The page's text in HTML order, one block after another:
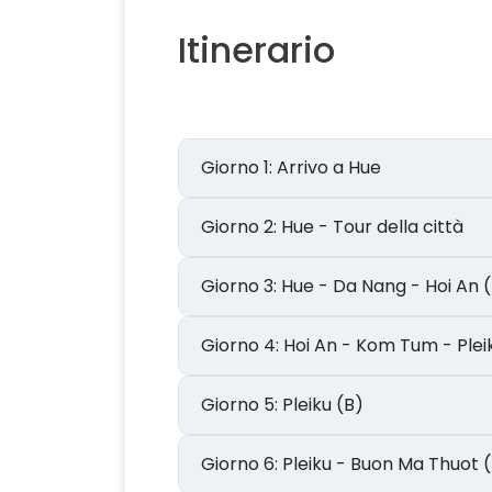
Itinerario
Giorno 1: Arrivo a Hue
Giorno 2: Hue - Tour della città
Giorno 3: Hue - Da Nang - Hoi An
Giorno 4: Hoi An - Kom Tum -
Giorno 5: Pleiku (B)
Giorno 6: Pleiku - Buon Ma Thuot